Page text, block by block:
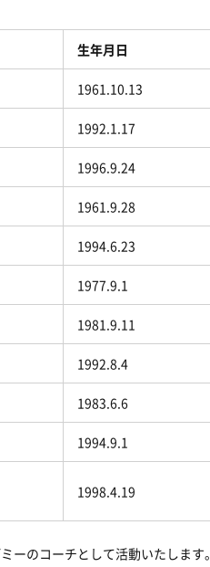
生年月日
1961.10.13
1992.1.17
1996.9.24
1961.9.28
1994.6.23
1977.9.1
1981.9.11
1992.8.4
1983.6.6
1994.9.1
1998.4.19
のコーチとして活動いたします。